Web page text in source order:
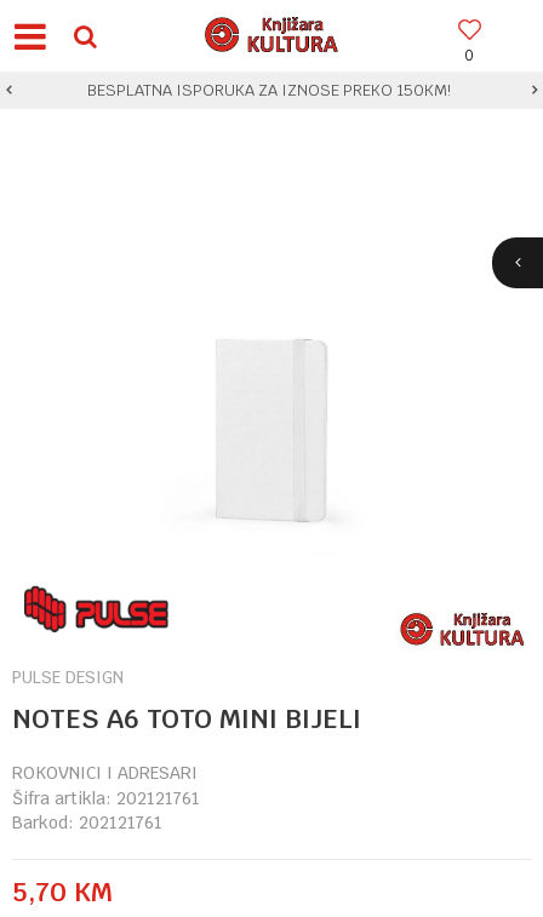
0
BESPLATNA ISPORUKA ZA IZNOSE PREKO 150KM!
PULSE DESIGN
NOTES A6 TOTO MINI BIJELI
ROKOVNICI I ADRESARI
Šifra artikla: 202121761
Barkod: 202121761
5,70 KM